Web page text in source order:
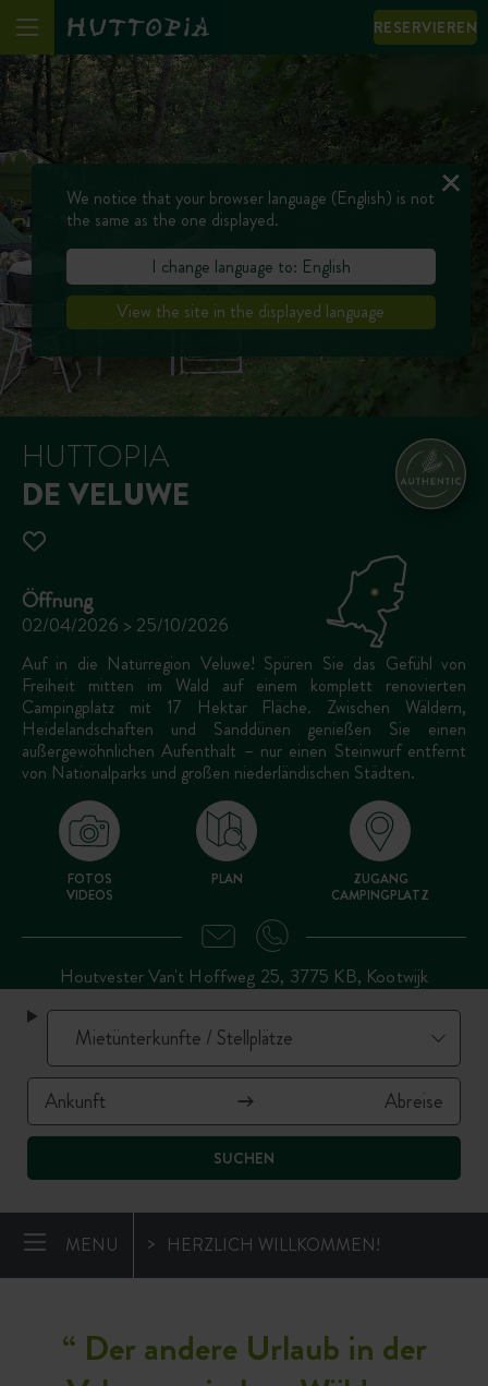
RESERVIEREN
SUCHEN
HUTTOPIA
DE VELUWE
Öffnung
02/04/2026 > 25/10/2026
Auf in die Naturregion Veluwe! Spüren Sie das Gefühl von
Freiheit mitten im Wald auf einem komplett renovierten
Campingplatz mit 17 Hektar Fläche. Zwischen Wäldern,
Heidelandschaften und Sanddünen genießen Sie einen
außergewöhnlichen Aufenthalt – nur einen Steinwurf entfernt
von Nationalparks und großen niederländischen Städten.
FOTOS
VIDEOS
PLAN
ZUGANG
CAMPINGPLATZ
Houtvester Van't Hoffweg 25, 3775 KB, Kootwijk
MENU HERZLICH WILLKOMMEN!
“ Der andere Urlaub in der
We notice that your browser language (English) is not
the same as the one displayed.
I change language to: English
View the site in the displayed language